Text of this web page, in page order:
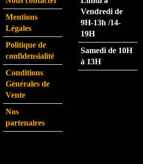
partic
ulière
ment
rapid
e.
eme
nt.
pers
onne
Mentions
Légales
Politique de
confidensialité
Conditions
Générales de
Vente
Nos
partenaires
Vendredi de
9H-13h /14-
19H
Samedi de 10H
à 13H